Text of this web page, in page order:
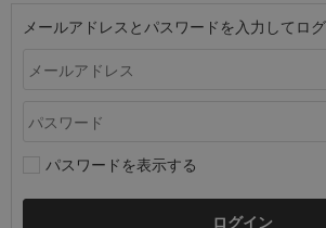
メールアドレスとパスワードを入力してロ
パスワードを表示する